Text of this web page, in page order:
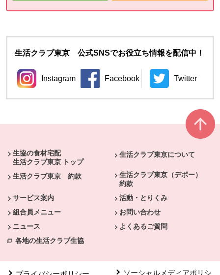
生活クラブ東京 公式SNSでお役立ち情報を配信中！
Instagram
別のウィンドウで開きます。
Facebook
別のウィンドウで開きます。
Twitter
別のウィン
生協の食材宅配
生活クラブ東京 トップ
生活クラブ東京について
生活クラブ東京 約款
生活クラブ東京（デポー）
約款
サービス案内
活動・とりくみ
組合員メニュー
お問い合わせ
ニュース
よくあるご質問
各地の生活クラブ生協
ソーシャルメディアポリシ